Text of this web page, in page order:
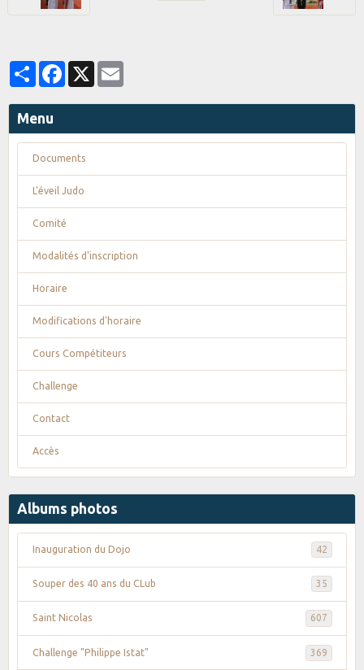
PartagerFacebook
X
Menu
Documents
L'éveil Judo
Comité
Modalités d'inscription
Horaire
Modifications d'horaire
Cours Compétiteurs
Challenge
Contact
Accès
Albums photos
Inauguration du Dojo 42
Souper des 40 ans du CLub 35
Saint Nicolas 607
Challenge "Philippe Istat" 369